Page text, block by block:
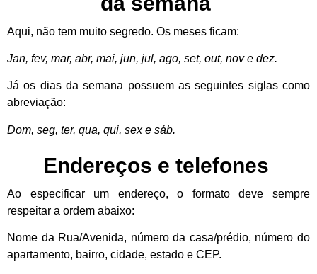
Aqui, não tem muito segredo. Os meses ficam:
Jan, fev, mar, abr, mai, jun, jul, ago, set, out, nov e dez.
Já os dias da semana possuem as seguintes siglas como
abreviação:
Dom, seg, ter, qua, qui, sex e sáb.
Endereços e telefones
Ao especificar um endereço, o formato deve sempre
respeitar a ordem abaixo:
Nome da Rua/Avenida, número da casa/prédio, número do
apartamento, bairro, cidade, estado e CEP.